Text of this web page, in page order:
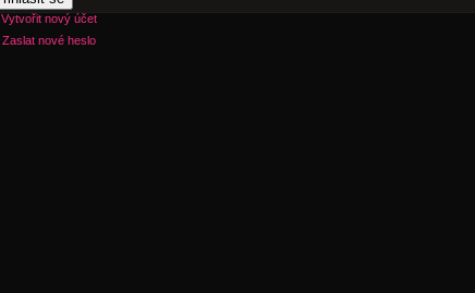
Vytvořit nový účet
Zaslat nové heslo